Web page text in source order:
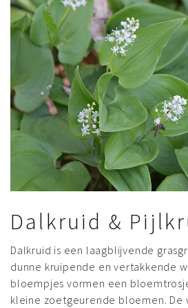
Dalkruid &
Dalkruid is een laagblijvende
dunne kruipende en vertakkende
bloempjes vormen een
kleine zoetgeurende bloemen. De